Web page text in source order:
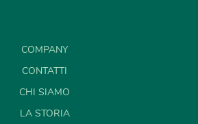
COMPANY
CONTATTI
CHI SIAMO
LA STORIA